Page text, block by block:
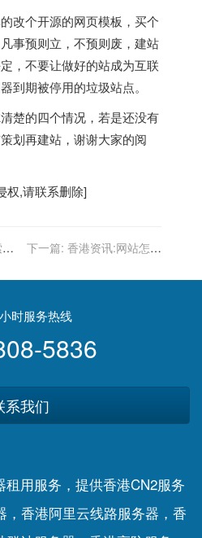
改个开源的网页模板，买个
事预则立，不预则废，建站
，不要让做好的站成为互联
到期被停用的垃圾站点。
楚的四个情况，若是还没有
划再建站，谢谢大家的阅
权,请联系删除]
下一篇: 香港资讯:网站怎么
优化?
时服务热线
5836
系我们
用服务，提供香港CN2服务
，香港阿里云线路服务器，香